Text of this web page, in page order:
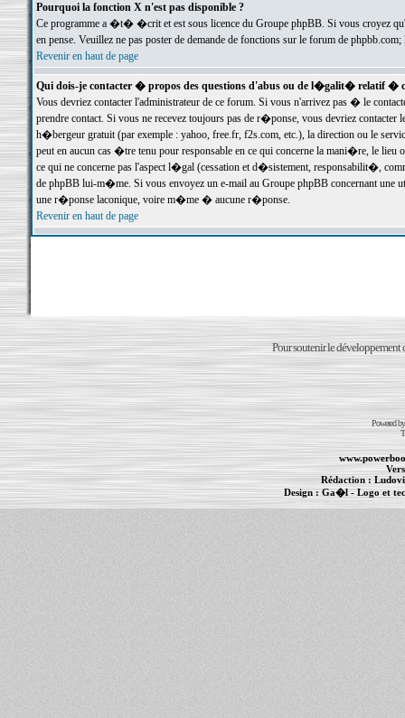
Pourquoi la fonction X n'est pas disponible ?
Ce programme a �t� �crit et est sous licence du Groupe phpBB. Si vous croyez
en pense. Veuillez ne pas poster de demande de fonctions sur le forum de
Revenir en haut de page
Qui dois-je contacter � propos des questions d'abus ou de l�galit� relatif �
Vous devriez contacter l'administrateur de ce forum. Si vous n'arrivez pas � le
prendre contact. Si vous ne recevez toujours pas de r�ponse, vous devriez
h�bergeur gratuit (par exemple : yahoo, free.fr, f2s.com, etc.), la direction ou le
peut en aucun cas �tre tenu pour responsable en ce qui concerne la mani�re, le
ce qui ne concerne pas l'aspect l�gal (cessation et d�sistement, responsabilit�,
de phpBB lui-m�me. Si vous envoyez un e-mail au Groupe phpBB concernant une
une r�ponse laconique, voire m�me � aucune r�ponse.
Revenir en haut de page
Pour soutenir le développement
Powered
Rédaction :
Design :Ga�l- Logo et
Informations :